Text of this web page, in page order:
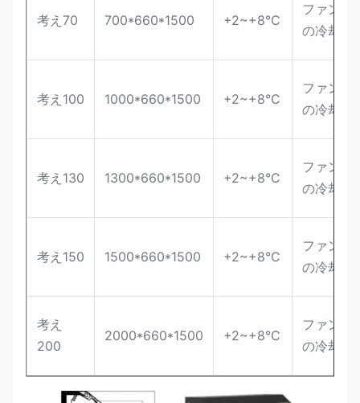
考え70 700*660*1500 +2~+8°C
ファン
の冷却
考え100 1000*660*1500 +2~+8°C
ファン
の冷却
考え130 1300*660*1500 +2~+8°C
ファン
の冷却
考え150 1500*660*1500 +2~+8°C
ファン
の冷却
考え
200
2000*660*1500 +2~+8°C
ファン
の冷却